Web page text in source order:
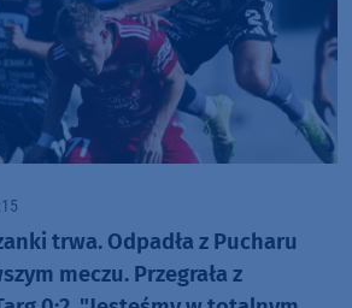
trwa. Odpadła z Pucharu
meczu. Przegrała z